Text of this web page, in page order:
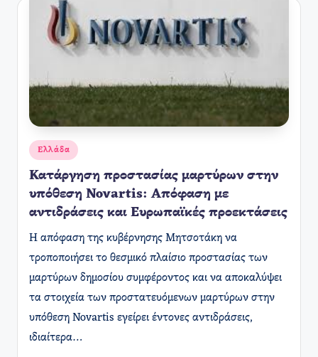
Αναρτήθηκε
σε
Ελλάδα
Κατάργηση προστασίας μαρτύρων στην
υπόθεση Novartis: Απόφαση με
αντιδράσεις και Ευρωπαϊκές προεκτάσεις
Η απόφαση της κυβέρνησης Μητσοτάκη να
τροποποιήσει το θεσμικό πλαίσιο προστασίας των
μαρτύρων δημοσίου συμφέροντος και να αποκαλύψει
τα στοιχεία των προστατευόμενων μαρτύρων στην
υπόθεση Novartis εγείρει έντονες αντιδράσεις,
ιδιαίτερα…